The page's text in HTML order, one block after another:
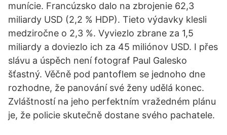
munície. Francúzsko dalo na zbrojenie 62,3
miliardy USD (2,2 % HDP). Tieto výdavky klesli
medziročne o 2,3 %. Vyviezlo zbrane za 1,5
miliardy a doviezlo ich za 45 miliónov USD. I přes
slávu a úspěch není fotograf Paul Galesko
šťastný. Věčně pod pantoflem se jednoho dne
rozhodne, že panování své ženy udělá konec.
Zvláštností na jeho perfektním vražedném plánu
je, že policie skutečně dostane svého pachatele.